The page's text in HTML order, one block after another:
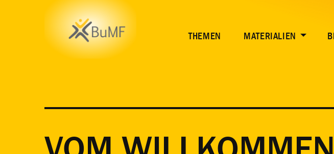
THEMEN MATERIALIEN
KINDGERECHTE AUFNAHME UNBEGLEITETER MINDERJÄHRIGER